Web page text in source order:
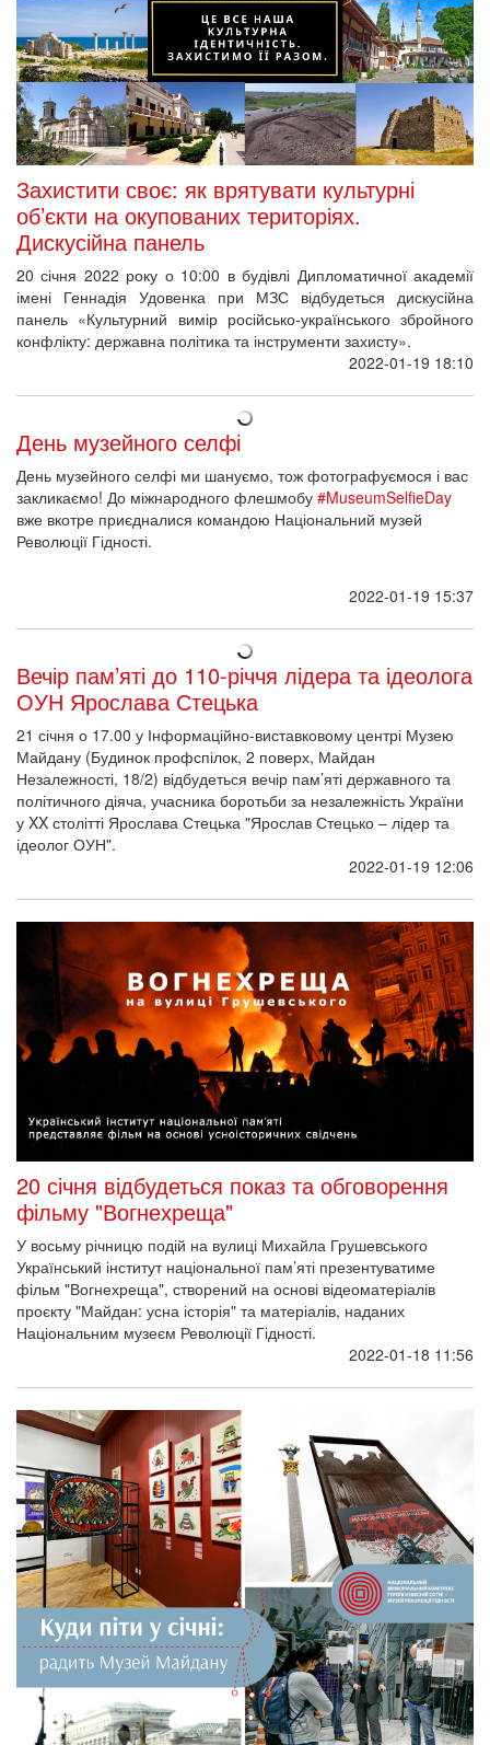
Захистити своє: як врятувати культурні
об’єкти на окупованих територіях.
Дискусійна панель
20 січня 2022 року о 10:00 в будівлі Дипломатичної академії
імені Геннадія Удовенка при МЗС відбудеться дискусійна
панель «Культурний вимір російсько-українського збройного
конфлікту: державна політика та інструменти захисту».
2022-01-19 18:10
День музейного селфі
День музейного селфі ми шануємо, тож фотографуємося і вас
закликаємо! До міжнародного флешмобу #MuseumSelfieDay
вже вкотре приєдналися командою Національний музей
Революції Гідності.
2022-01-19 15:37
Вечір пам’яті до 110-річчя лідера та ідеолога
ОУН Ярослава Стецька
21 січня о 17.00 у Інформаційно-виставковому центрі Музею
Майдану (Будинок профспілок, 2 поверх, Майдан
Незалежності, 18/2) відбудеться вечір пам’яті державного та
політичного діяча, учасника боротьби за незалежність України
у XX столітті Ярослава Стецька "Ярослав Стецько – лідер та
ідеолог ОУН".
2022-01-19 12:06
20 січня відбудеться показ та обговорення
фільму "Вогнехреща"
У восьму річницю подій на вулиці Михайла Грушевського
Український інститут національної пам’яті презентуватиме
фільм "Вогнехреща", створений на основі відеоматеріалів
проєкту "Майдан: усна історія" та матеріалів, наданих
Національним музеєм Революції Гідності.
2022-01-18 11:56